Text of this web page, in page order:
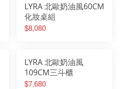
LYRA 北歐奶油風60CM
化妝桌組
$8,080
LYRA 北歐奶油風
109CM三斗櫃
$7,680